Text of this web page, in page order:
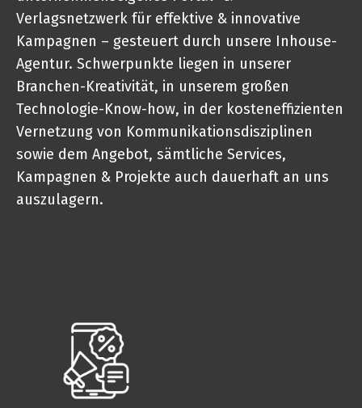
Verlagsnetzwerk für effektive & innovative
Kampagnen – gesteuert durch unsere Inhouse-
Agentur. Schwerpunkte liegen in unserer
Branchen-Kreativität, in unserem großen
Technologie-Know-how, in der kosteneffizienten
Vernetzung von Kommunikationsdisziplinen
sowie dem Angebot, sämtliche Services,
Kampagnen & Projekte auch dauerhaft an uns
auszulagern.